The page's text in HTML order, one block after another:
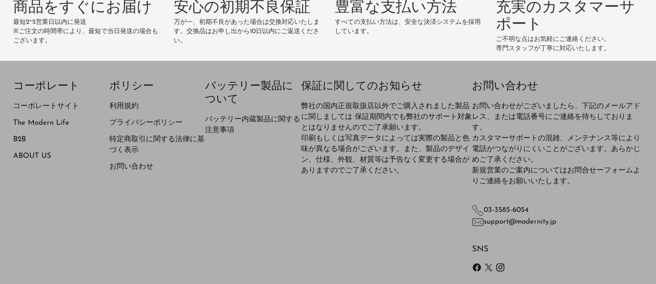
レ
ス
商品をすぐにお届け
最短2~5営業日以内に発送
※ご注文の時間帯により、最短で当日発送の場合も
ございます。
安心の初期不良保証
万が一、初期不良があった場合は交換対応いたしま
す。交換品はお申し出から10日以内にご返送くださ
い。
豊富な支払い方法
すべての支払い方法は、安全な決済システムを採用
しています。
充実のカスタマーサ
ポート
ご不明な点はお気軽にご連絡ください。
専門スタッフが丁寧に対応いたします。
コーポレート
コーポレートサイト
The Modern Life
B2B
ABOUT US
ポリシー
利用規約
プライバシーポリシー
特定商取引に関する法律に基
づく表示
お問い合わせ
バッテリー製品に
ついて
バッテリー内蔵製品に関する
注意事項
保証に関してのお知らせ
弊社の国内正規取扱店以外でご購入されました製品
に関しましては 保証期間内でも弊社のサポート対象
とはなりませんのでご了承願います。
印刷もしくは写真データによっては実際の製品と色
味が異なる場合がございます。また、製品のデザイ
ン、仕様、外観、材質等は予告なく変更する場合が
ありますのでご了承ください。
お問い合わせ
お問い合わせがございましたら、下記のメールアド
レス、または電話番号にご連絡を待ちしておりま
す。
カスタマーサポートの混雑、メンテナンス等により
電話がつながりにくいことがございます。あらかじ
めご了承ください。
新規営業のご案内についてはお問合せーフォームよ
りご連絡をお願いいたします。
03-3585-6054
support@modernity.jp
SNS